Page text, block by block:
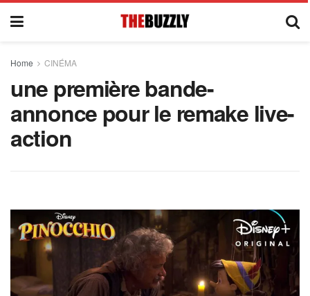
Home CINÉMA
une première bande-
annonce pour le remake live-
action